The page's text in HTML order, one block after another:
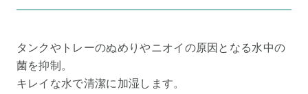
タンクやトレーのぬめりやニオイの原因となる水中の
菌を抑制。
キレイな水で清潔に加湿します。